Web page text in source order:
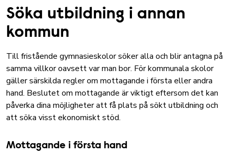
Söka utbildning i annan
kommun
Till fristående gymnasieskolor söker alla och blir antagna på
samma villkor oavsett var man bor. För kommunala skolor
gäller särskilda regler om mottagande i första eller andra
hand. Beslutet om mottagande är viktigt eftersom det kan
påverka dina möjligheter att få plats på sökt utbildning och
att söka visst ekonomiskt stöd.
Mottagande i första hand